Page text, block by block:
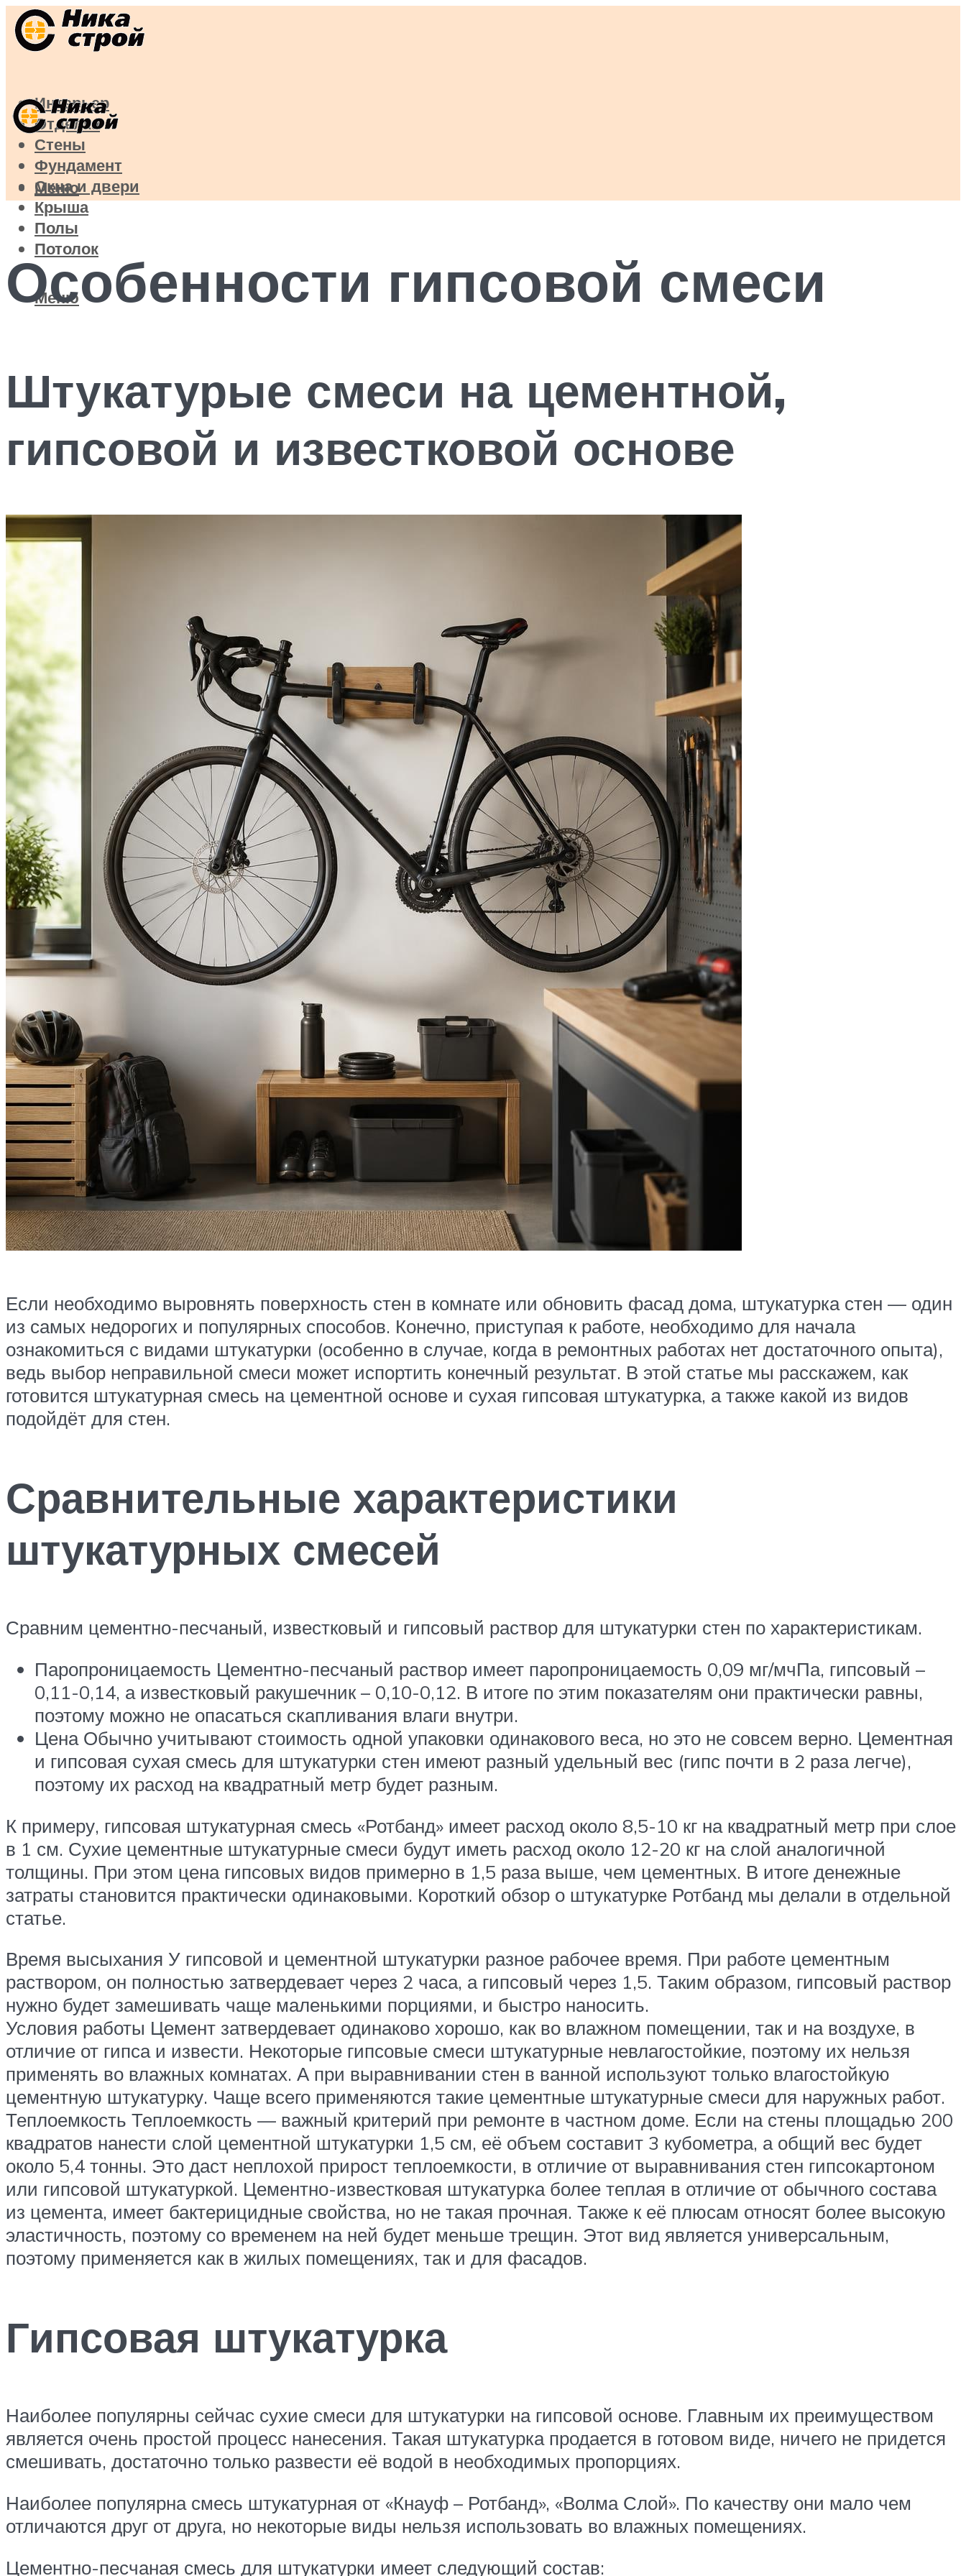
Интерьер
Отделка
Стены
Фундамент
Окна и двери
Крыша
Полы
Потолок
Меню
Меню
Особенности гипсовой смеси
Штукатурые смеси на цементной,
гипсовой и известковой основе
Если необходимо выровнять поверхность стен в комнате или обновить фасад дома, штукатурка стен — один
из самых недорогих и популярных способов. Конечно, приступая к работе, необходимо для начала
ознакомиться с видами штукатурки (особенно в случае, когда в ремонтных работах нет достаточного опыта),
ведь выбор неправильной смеси может испортить конечный результат. В этой статье мы расскажем, как
готовится штукатурная смесь на цементной основе и сухая гипсовая штукатурка, а также какой из видов
подойдёт для стен.
Сравнительные характеристики
штукатурных смесей
Сравним цементно-песчаный, известковый и гипсовый раствор для штукатурки стен по характеристикам.
Паропроницаемость Цементно-песчаный раствор имеет паропроницаемость 0,09 мг/мчПа, гипсовый –
0,11-0,14, а известковый ракушечник – 0,10-0,12. В итоге по этим показателям они практически равны,
поэтому можно не опасаться скапливания влаги внутри.
Цена Обычно учитывают стоимость одной упаковки одинакового веса, но это не совсем верно. Цементная
и гипсовая сухая смесь для штукатурки стен имеют разный удельный вес (гипс почти в 2 раза легче),
поэтому их расход на квадратный метр будет разным.
К примеру, гипсовая штукатурная смесь «Ротбанд» имеет расход около 8,5-10 кг на квадратный метр при слое
в 1 см. Сухие цементные штукатурные смеси будут иметь расход около 12-20 кг на слой аналогичной
толщины. При этом цена гипсовых видов примерно в 1,5 раза выше, чем цементных. В итоге денежные
затраты становится практически одинаковыми. Короткий обзор о штукатурке Ротбанд мы делали в отдельной
статье.
Время высыхания У гипсовой и цементной штукатурки разное рабочее время. При работе цементным
раствором, он полностью затвердевает через 2 часа, а гипсовый через 1,5. Таким образом, гипсовый раствор
нужно будет замешивать чаще маленькими порциями, и быстро наносить.
Условия работы Цемент затвердевает одинаково хорошо, как во влажном помещении, так и на воздухе, в
отличие от гипса и извести. Некоторые гипсовые смеси штукатурные невлагостойкие, поэтому их нельзя
применять во влажных комнатах. А при выравнивании стен в ванной используют только влагостойкую
цементную штукатурку. Чаще всего применяются такие цементные штукатурные смеси для наружных работ.
Теплоемкость Теплоемкость — важный критерий при ремонте в частном доме. Если на стены площадью 200
квадратов нанести слой цементной штукатурки 1,5 см, её объем составит 3 кубометра, а общий вес будет
около 5,4 тонны. Это даст неплохой прирост теплоемкости, в отличие от выравнивания стен гипсокартоном
или гипсовой штукатуркой. Цементно-известковая штукатурка более теплая в отличие от обычного состава
из цемента, имеет бактерицидные свойства, но не такая прочная. Также к её плюсам относят более высокую
эластичность, поэтому со временем на ней будет меньше трещин. Этот вид является универсальным,
поэтому применяется как в жилых помещениях, так и для фасадов.
Гипсовая штукатурка
Наиболее популярны сейчас сухие смеси для штукатурки на гипсовой основе. Главным их преимуществом
является очень простой процесс нанесения. Такая штукатурка продается в готовом виде, ничего не придется
смешивать, достаточно только развести её водой в необходимых пропорциях.
Наиболее популярна смесь штукатурная от «Кнауф – Ротбанд», «Волма Слой». По качеству они мало чем
отличаются друг от друга, но некоторые виды нельзя использовать во влажных помещениях.
Цементно-песчаная смесь для штукатурки имеет следующий состав: